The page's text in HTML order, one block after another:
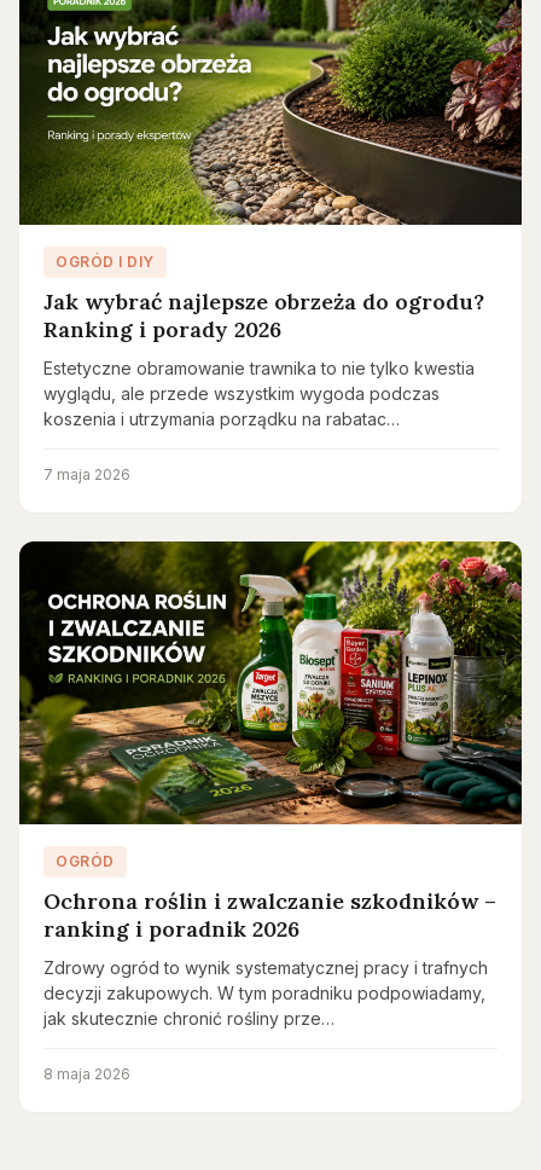
OGRÓD I DIY
Jak wybrać najlepsze obrzeża do ogrodu?
Ranking i porady 2026
Estetyczne obramowanie trawnika to nie tylko kwestia
wyglądu, ale przede wszystkim wygoda podczas
koszenia i utrzymania porządku na rabatac…
7 maja 2026
OGRÓD
Ochrona roślin i zwalczanie szkodników –
ranking i poradnik 2026
Zdrowy ogród to wynik systematycznej pracy i trafnych
decyzji zakupowych. W tym poradniku podpowiadamy,
jak skutecznie chronić rośliny prze…
8 maja 2026